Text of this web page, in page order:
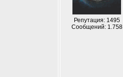
Репутация: 1495
Сообщений: 1.758